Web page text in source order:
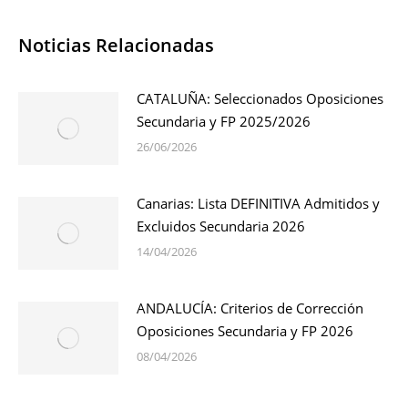
Noticias Relacionadas
CATALUÑA: Seleccionados Oposiciones
Secundaria y FP 2025/2026
26/06/2026
Canarias: Lista DEFINITIVA Admitidos y
Excluidos Secundaria 2026
14/04/2026
ANDALUCÍA: Criterios de Corrección
Oposiciones Secundaria y FP 2026
08/04/2026